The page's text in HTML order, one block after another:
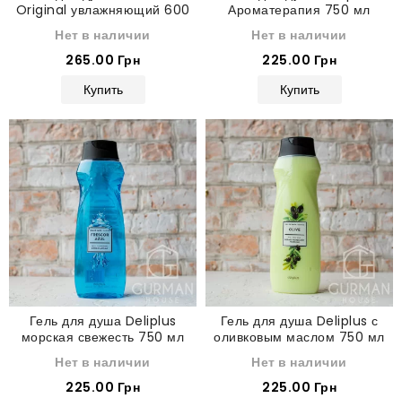
Original увлажняющий 600
Нет в наличии
265.00 Грн
Купить
Ароматерапия 750 мл
Нет в наличии
225.00 Грн
Купить
Гель для душа Deliplus
морская свежесть 750 мл
Нет в наличии
225.00 Грн
Гель для душа Deliplus с
оливковым маслом 750 мл
Нет в наличии
225.00 Грн